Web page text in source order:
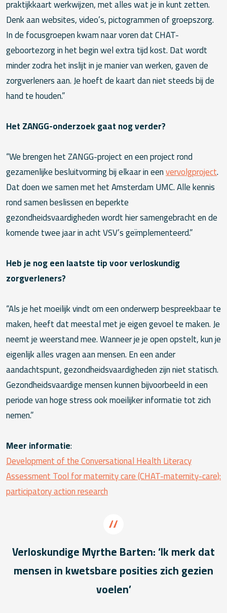
praktijkkaart werkwijzen, met alles wat je in kunt zetten.
Denk aan websites, video’s, pictogrammen of groepszorg.
In de focusgroepen kwam naar voren dat CHAT-
geboortezorg in het begin wel extra tijd kost. Dat wordt
minder zodra het inslijt in je manier van werken, gaven de
zorgverleners aan. Je hoeft de kaart dan niet steeds bij de
hand te houden.”
Het ZANGG-onderzoek gaat nog verder?
“We brengen het ZANGG-project en een project rond
gezamenlijke besluitvorming bij elkaar in eenvervolgproject.
Dat doen we samen met het Amsterdam UMC. Alle kennis
rond samen beslissen en beperkte
gezondheidsvaardigheden wordt hier samengebracht en de
komende twee jaar in acht VSV’s geïmplementeerd.”
Heb je nog een laatste tip voor verloskundig
zorgverleners?
“Als je het moeilijk vindt om een onderwerp bespreekbaar te
maken, heeft dat meestal met je eigen gevoel te maken. Je
neemt je weerstand mee. Wanneer je je open opstelt, kun je
eigenlijk alles vragen aan mensen. En een ander
aandachtspunt, gezondheidsvaardigheden zijn niet statisch.
Gezondheidsvaardige mensen kunnen bijvoorbeeld in een
periode van hoge stress ook moeilijker informatie tot zich
nemen.”
Meer informatie:
Development of the Conversational Health Literacy
Assessment Tool for maternity care (CHAT-maternity-care):
participatory action research
Verloskundige Myrthe Barten: ‘Ik merk dat
mensen in kwetsbare posities zich gezien
voelen’